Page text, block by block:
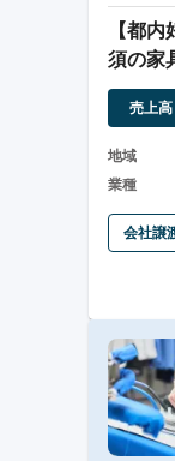
【都
須の家
屈指！
売上高
地域
業種
会社譲